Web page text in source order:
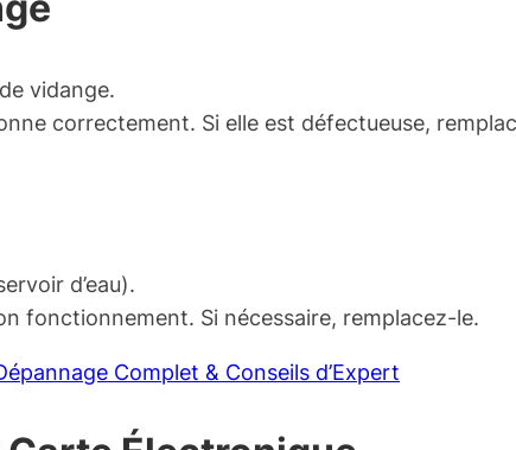
vidange.
correctement. Si elle est défectueuse,
d’eau).
fonctionnement. Si nécessaire, remplacez-le.
Complet & Conseils d’Expert